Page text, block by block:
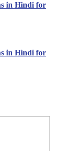
in Hindi for
in Hindi for